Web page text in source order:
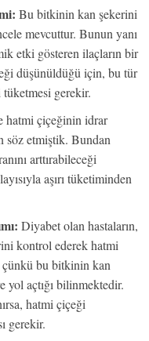
Bu bitkinin kan şekerini
mevcuttur. Bunun yanı
etki gösteren ilaçların bir
düşünüldüğü için, bu tür
gerekir.
hatmi çiçeğinin idrar
söz etmiştik. Bundan
arttırabileceği
aşırı tüketiminden
Diyabet olan hastaların,
kontrol ederek hatmi
bu bitkinin kan
yol açtığı bilinmektedir.
hatmi çiçeği
gerekir.